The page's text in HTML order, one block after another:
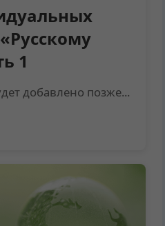
1
добавлено позже...